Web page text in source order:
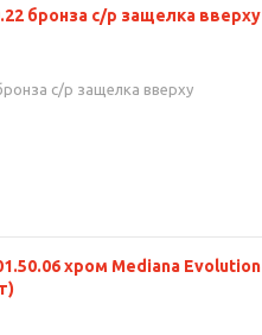
бронза с/р защелка вверху
с/р защелка вверху
хром Mediana Evolution